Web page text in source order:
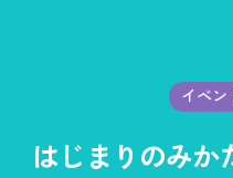
イベン
はじまりのみか